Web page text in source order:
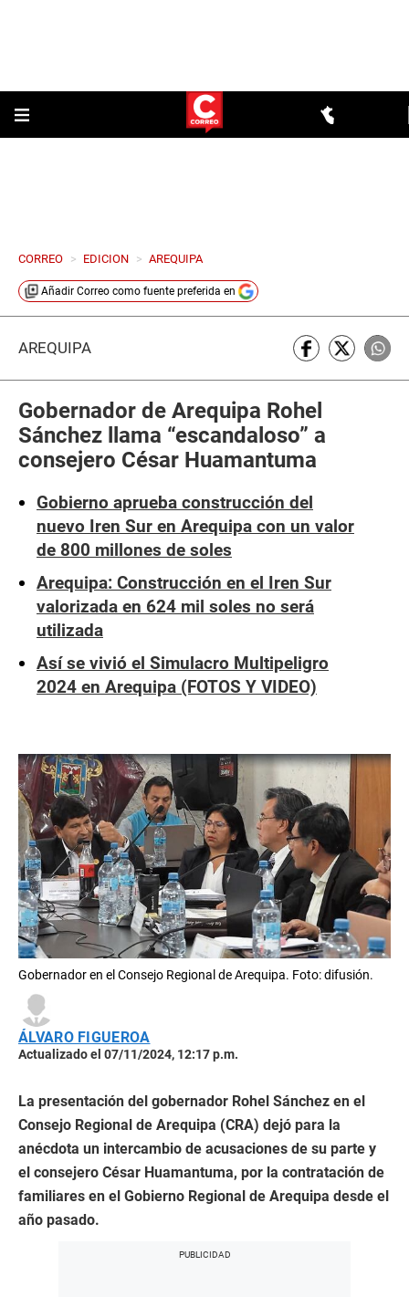
CORREO > EDICION > AREQUIPA
Añadir Correo como fuente preferida en
AREQUIPA
Gobernador de Arequipa Rohel
Sánchez llama “escandaloso” a
consejero César Huamantuma
Gobierno aprueba construcción del
nuevo Iren Sur en Arequipa con un valor
de 800 millones de soles
Arequipa: Construcción en el Iren Sur
valorizada en 624 mil soles no será
utilizada
Así se vivió el Simulacro Multipeligro
2024 en Arequipa (FOTOS Y VIDEO)
Gobernador en el Consejo Regional de Arequipa. Foto: difusión.
ÁLVARO FIGUEROA
Actualizado el 07/11/2024, 12:17 p.m.
La presentación del gobernador Rohel Sánchez en el
Consejo Regional de Arequipa (CRA) dejó para la
anécdota un intercambio de acusaciones de su parte y
el consejero César Huamantuma, por la contratación de
familiares en el Gobierno Regional de Arequipa desde el
año pasado.